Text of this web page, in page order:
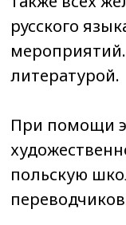
русского
литературой.
При помощи
польскую